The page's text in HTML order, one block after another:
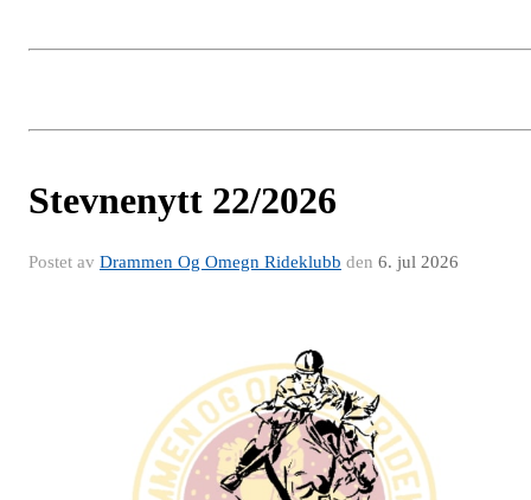
Stevnenytt 22/2026
Postet av Drammen Og Omegn Rideklubb den 6. jul 2026